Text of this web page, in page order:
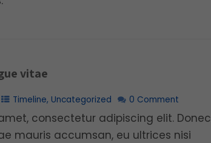
vitae
Timeline, Uncategorized 0 Comment
consectetur adipiscing elit. Donec
mauris accumsan, eu ultrices nisi